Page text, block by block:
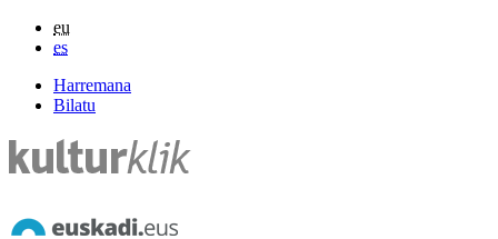
eu
es
Harremana
Bilatu